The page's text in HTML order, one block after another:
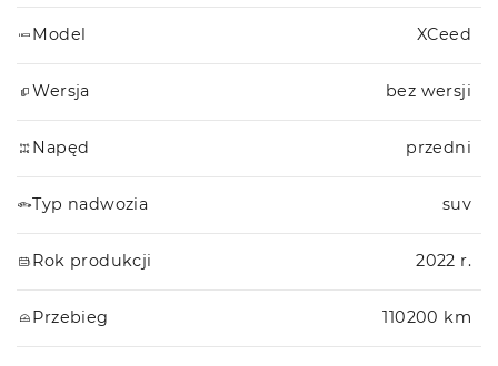
Model XCeed
Wersja bez wersji
Napęd przedni
Typ nadwozia suv
Rok produkcji 2022 r.
Przebieg 110200 km